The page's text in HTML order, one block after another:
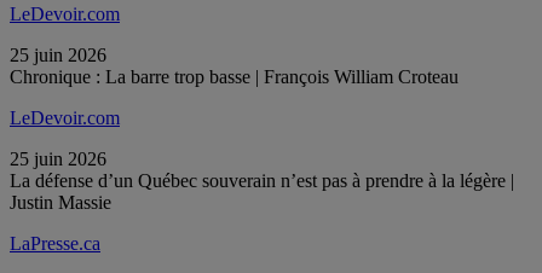
LeDevoir.com
25 juin 2026
Chronique : La barre trop basse | François William Croteau
LeDevoir.com
25 juin 2026
La défense d’un Québec souverain n’est pas à prendre à la légère |
Justin Massie
LaPresse.ca